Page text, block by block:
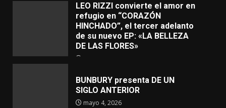
LEO RIZZI convierte el amor en
refugio en “CORAZÓN
HINCHADO”, el tercer adelanto
de su nuevo EP: «LA BELLEZA
DE LAS FLORES»
BUNBURY presenta DE UN
SIGLO ANTERIOR
mayo 4, 2026